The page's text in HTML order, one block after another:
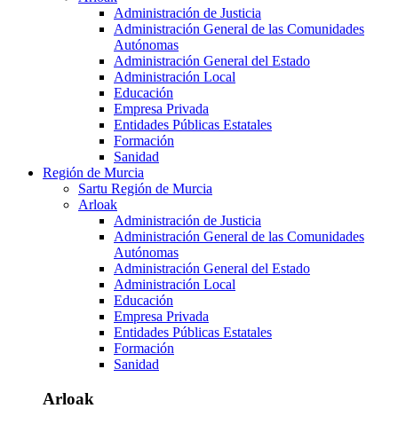
Administración de Justicia
Administración General de las Comunidades
Autónomas
Administración General del Estado
Administración Local
Educación
Empresa Privada
Entidades Públicas Estatales
Formación
Sanidad
Región de Murcia
Sartu Región de Murcia
Arloak
Administración de Justicia
Administración General de las Comunidades
Autónomas
Administración General del Estado
Administración Local
Educación
Empresa Privada
Entidades Públicas Estatales
Formación
Sanidad
Arloak